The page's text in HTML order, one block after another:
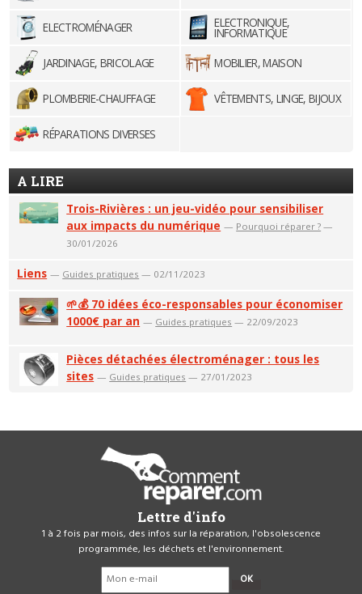
ELECTROMÉNAGER ELECTRONIQUE,
INFORMATIQUE
JARDINAGE, BRICOLAGE
MOBILIER, MAISON
PLOMBERIE-CHAUFFAGE VÊTEMENTS, LINGE, BIJOUX
RÉPARATIONS DIVERSES
A LIRE
Trois-Rivières : un jeu-vidéo pour sensibiliser
aux impacts du numérique — Pourquoi réparer ? —
30/01/2026
Liens — Guides pratiques — 02/11/2023
🌱💰 70 idées éco-responsables pour économiser
1000€ par an — Guides pratiques — 22/09/2023
Pièces détachées électroménager : tous les
sites — Guides pratiques — 27/01/2023
Lettre d'info
1 à 2 fois par mois, des infos sur la réparation, l'obsolescence
programmée, les déchets et l'environnement.
OK